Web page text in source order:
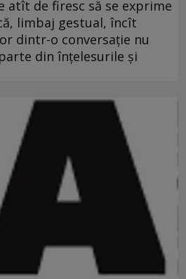
atît de firesc să se exprime
limbaj gestual, încît
dintr-o conversaţie nu
din înţelesurile şi